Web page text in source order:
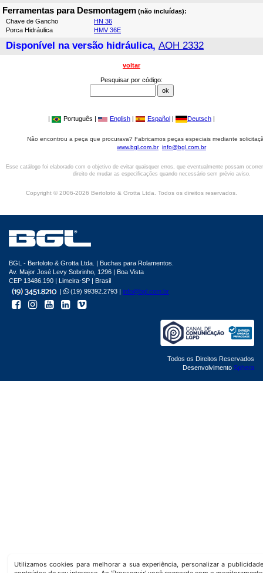
Ferramentas para Desmontagem (não incluídas):
Chave de Gancho
HN 36
Porca Hidráulica
HMV 36E
Disponível na versão hidráulica, AOH 2332
voltar
Pesquisar por código:
| Português | English | Español | Deutsch |
Não encontrou a peça que procurava? Fabricamos peças especiais mediante
www.bgl.com.br info@bgl.com.br
Esse catálogo foi elaborado com o objetivo de evitar quaisquer erros, que eventualmente possam
direito de mudar as especificações quando necessário sem prévio aviso.
Copyright © 2006-2026 Bertoloto & Grotta Ltda. Todos os direitos reservados.
Utilizamos cookies para melhorar a sua experiência, personalizar a
BGL - Bertoloto & Grotta Ltda. | Buchas para Rolamentos.
Av. Major José Levy Sobrinho, 1296 | Boa Vista
CEP 13486.190 | Limeira-SP | Brasil
|
(19) 99392.2793 | info@bgl.com.br
Todos os Direitos Reservados
Desenvolvimento Sphera